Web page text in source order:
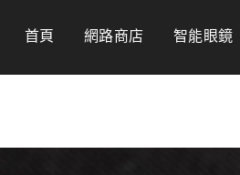
首頁 網路商店 智能眼鏡